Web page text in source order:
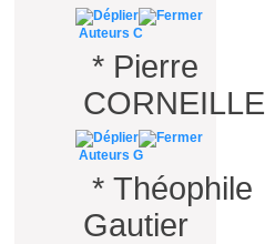
Auteurs C
* Pierre
CORNEILLE
Auteurs G
* Théophile
Gautier